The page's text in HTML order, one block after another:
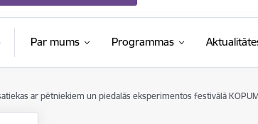
Par mums Programmas
ar pētniekiem un piedalās eksperimentos festivālā